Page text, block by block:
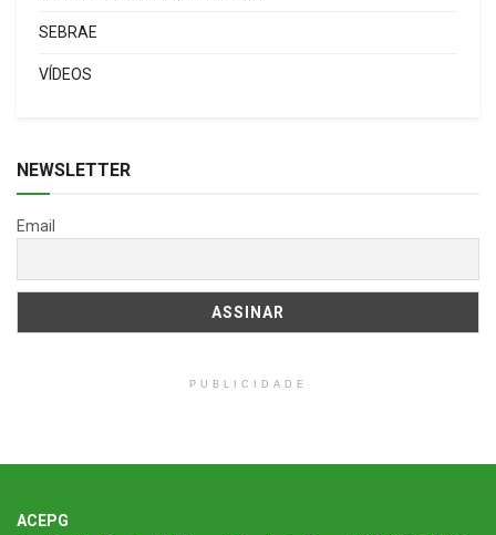
SEBRAE
VÍDEOS
NEWSLETTER
Email
PUBLICIDADE
ACEPG